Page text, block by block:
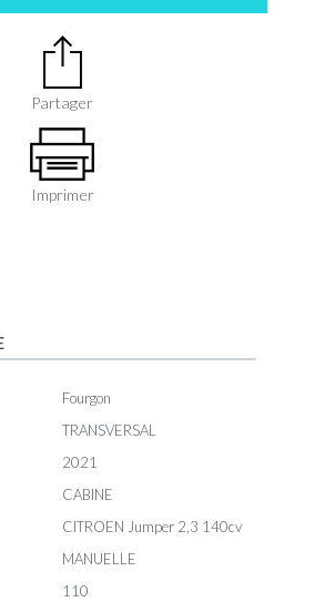
Partager
Imprimer
Fourgon
TRANSVERSAL
2021
CABINE
CITROEN Jumper 2,3 140cv
MANUELLE
110